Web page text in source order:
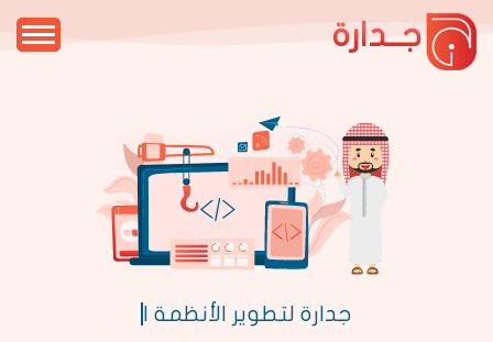
جــدارة
جدارة لتطوير ا